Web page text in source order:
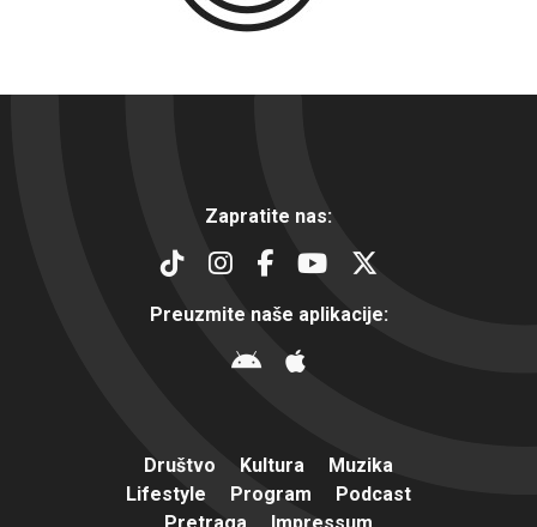
Zapratite nas:
Preuzmite naše aplikacije:
Društvo Kultura
Muzika
Lifestyle
Program
Podcast